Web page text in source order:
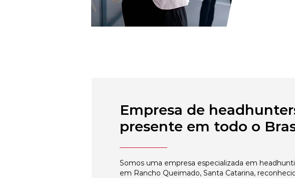
Empresa de
presente em todo o
Somos uma empresa especializada em
em Rancho Queimado, Santa Catarina,